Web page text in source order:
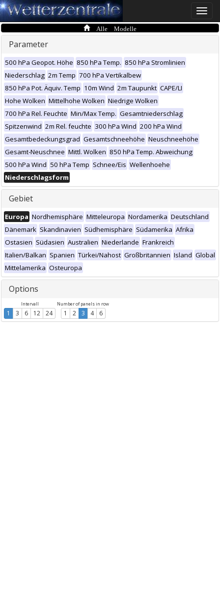
Toggle
Alle Modelle
Parameter
500 hPa Geopot. Höhe 850 hPa Temp. 850 hPa Stromlinien
Niederschlag 2m Temp 700 hPa Vertikalbew
850 hPa Pot. Äquiv. Temp 10m Wind 2m Taupunkt CAPE/LI
Hohe Wolken Mittelhohe Wolken Niedrige Wolken
700 hPa Rel. Feuchte Min/Max Temp. Gesamtniederschlag
Spitzenwind 2m Rel. feuchte 300 hPa Wind 200 hPa Wind
Gesamtbedeckungsgrad Gesamtschneehöhe Neuschneehöhe
Gesamt-Neuschnee Mittl. Wolken 850 hPa Temp. Abweichung
500 hPa Wind 50 hPa Temp Schnee/Eis Wellenhoehe
Niederschlagsform
Gebiet
Europa Nordhemisphäre Mitteleuropa Nordamerika Deutschland
Dänemark Skandinavien Südhemisphäre Südamerika Afrika
Ostasien Südasien Australien Niederlande Frankreich
Italien/Balkan Spanien Türkei/Nahost Großbritannien Island Global
Mittelamerika Osteuropa
Options
Intervall
1 3 6 12 24
Number of panels in row
1 2 3 4 6